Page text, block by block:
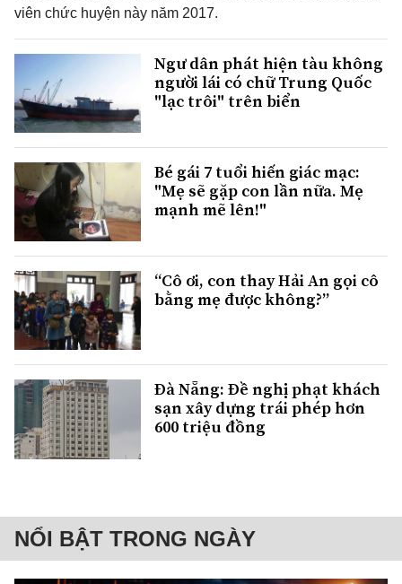
viên chức huyện này năm 2017.
Ngư dân phát hiện tàu không
người lái có chữ Trung Quốc
"lạc trôi" trên biển
Bé gái 7 tuổi hiến giác mạc:
"Mẹ sẽ gặp con lần nữa. Mẹ
mạnh mẽ lên!"
“Cô ơi, con thay Hải An gọi cô
bằng mẹ được không?”
Đà Nẵng: Đề nghị phạt khách
sạn xây dựng trái phép hơn
600 triệu đồng
NỔI BẬT TRONG NGÀY